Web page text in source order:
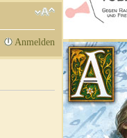
Anmelden